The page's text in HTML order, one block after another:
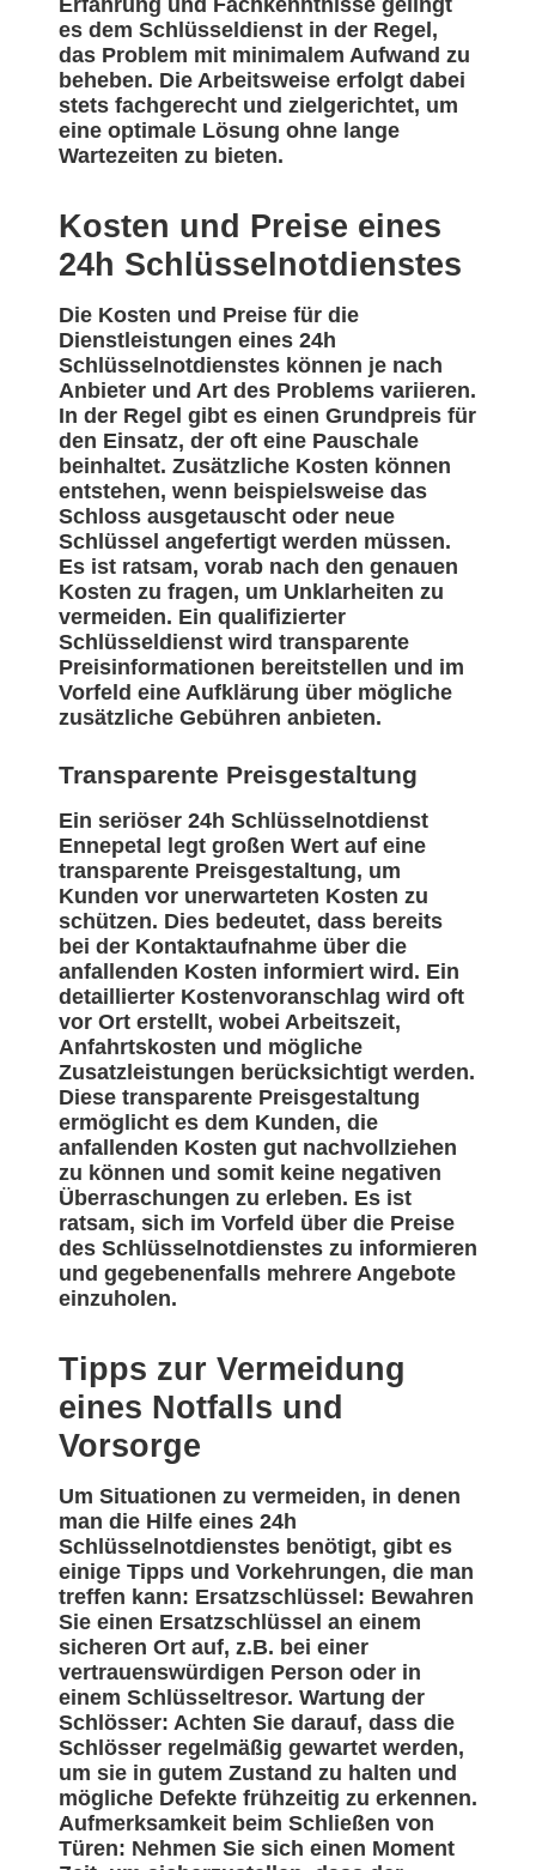
Erfahrung und Fachkenntnisse gelingt
es dem Schlüsseldienst in der Regel,
das Problem mit minimalem Aufwand zu
beheben. Die Arbeitsweise erfolgt dabei
stets fachgerecht und zielgerichtet, um
eine optimale Lösung ohne lange
Wartezeiten zu bieten.
Kosten und Preise eines
24h Schlüsselnotdienstes
Die Kosten und Preise für die
Dienstleistungen eines 24h
Schlüsselnotdienstes können je nach
Anbieter und Art des Problems variieren.
In der Regel gibt es einen Grundpreis für
den Einsatz, der oft eine Pauschale
beinhaltet. Zusätzliche Kosten können
entstehen, wenn beispielsweise das
Schloss ausgetauscht oder neue
Schlüssel angefertigt werden müssen.
Es ist ratsam, vorab nach den genauen
Kosten zu fragen, um Unklarheiten zu
vermeiden. Ein qualifizierter
Schlüsseldienst wird transparente
Preisinformationen bereitstellen und im
Vorfeld eine Aufklärung über mögliche
zusätzliche Gebühren anbieten.
Transparente Preisgestaltung
Ein seriöser 24h Schlüsselnotdienst
Ennepetal legt großen Wert auf eine
transparente Preisgestaltung, um
Kunden vor unerwarteten Kosten zu
schützen. Dies bedeutet, dass bereits
bei der Kontaktaufnahme über die
anfallenden Kosten informiert wird. Ein
detaillierter Kostenvoranschlag wird oft
vor Ort erstellt, wobei Arbeitszeit,
Anfahrtskosten und mögliche
Zusatzleistungen berücksichtigt werden.
Diese transparente Preisgestaltung
ermöglicht es dem Kunden, die
anfallenden Kosten gut nachvollziehen
zu können und somit keine negativen
Überraschungen zu erleben. Es ist
ratsam, sich im Vorfeld über die Preise
des Schlüsselnotdienstes zu informieren
und gegebenenfalls mehrere Angebote
einzuholen.
Tipps zur Vermeidung
eines Notfalls und
Vorsorge
Um Situationen zu vermeiden, in denen
man die Hilfe eines 24h
Schlüsselnotdienstes benötigt, gibt es
einige Tipps und Vorkehrungen, die man
treffen kann: Ersatzschlüssel: Bewahren
Sie einen Ersatzschlüssel an einem
sicheren Ort auf, z.B. bei einer
vertrauenswürdigen Person oder in
einem Schlüsseltresor. Wartung der
Schlösser: Achten Sie darauf, dass die
Schlösser regelmäßig gewartet werden,
um sie in gutem Zustand zu halten und
mögliche Defekte frühzeitig zu erkennen.
Aufmerksamkeit beim Schließen von
Türen: Nehmen Sie sich einen Moment